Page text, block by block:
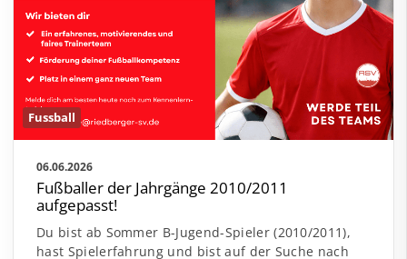
Fussball
06.06.2026
Fußballer der Jahrgänge 2010/2011
aufgepasst!
Du bist ab Sommer B-Jugend-Spieler (2010/2011),
hast Spielerfahrung und bist auf der Suche nach